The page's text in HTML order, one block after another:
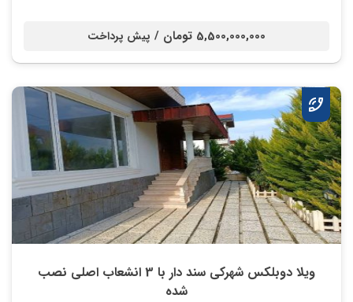
5,500,000,000 تومان / پیش پرداخت
ویلا دوبلکس شهرکی سند دار با 3 انشعاب اصلی نصب
شده